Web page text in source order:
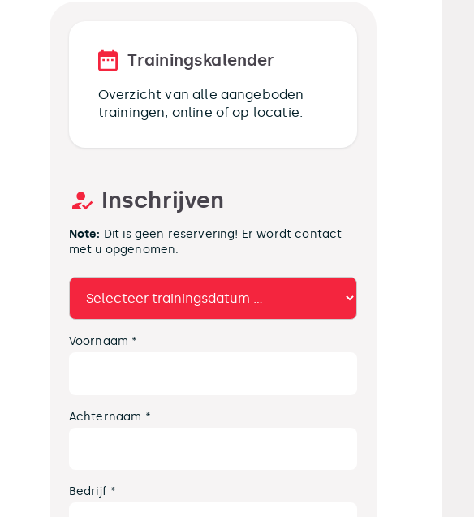
Trainingskalender
Overzicht van alle aangeboden
trainingen, online of op locatie.
Inschrijven
Note: Dit is geen reservering! Er wordt contact
met u opgenomen.
Voornaam *
Achternaam *
Bedrijf *